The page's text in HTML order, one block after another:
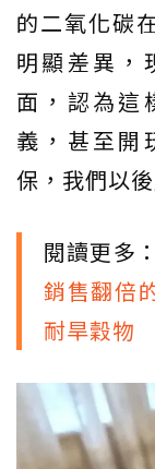
的二氧化碳
明顯差異，
面，認為這
義，甚至開
保，我們以
閱讀更多：
銷售翻倍
耐旱穀物